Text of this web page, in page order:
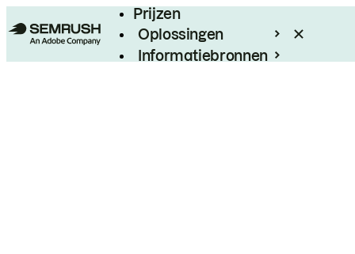
Prijzen
Oplossingen
Informatiebronnen